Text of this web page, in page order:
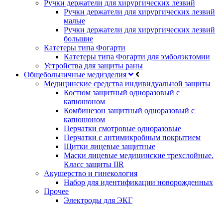
Ручки держатели для хирургических лезвий
Ручки держатели для хирургических лезвий
малые
Ручки держатели для хирургических лезвий
большие
Катетеры типа Фогарти
Катетеры типа Фогарти для эмболэктомии
Устройства для защиты раны
Общебольничные медизделия
Медицинские средства индивидуальной защиты
Костюм защитный одноразовый с
капюшоном
Комбинезон защитный одноразовый с
капюшоном
Перчатки смотровые одноразовые
Перчатки с антимикробным покрытием
Щитки лицевые защитные
Маски лицевые медицинские трехслойные.
Класс защиты IIR
Акушерство и гинекология
Набор для идентификации новорожденных
Прочее
Электроды для ЭКГ